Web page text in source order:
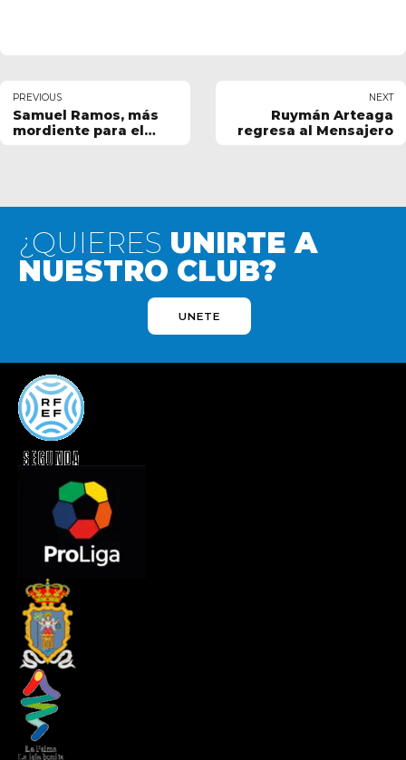
PREVIOUS
Samuel Ramos, más
mordiente para el
NEXT
Ruymán Arteaga
regresa al Mensajero
¿QUIERES UNIRTE A
NUESTRO CLUB?
UNETE